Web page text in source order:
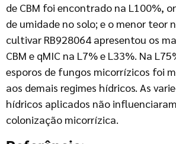
de CBM foi encontrado na L100%,
de umidade no solo; e o menor teor
cultivar RB928064 apresentou os
CBM e qMIC na L7% e L33%. Na
esporos de fungos micorrízicos foi
aos demais regimes hídricos. As
hídricos aplicados não
colonização micorrízica.